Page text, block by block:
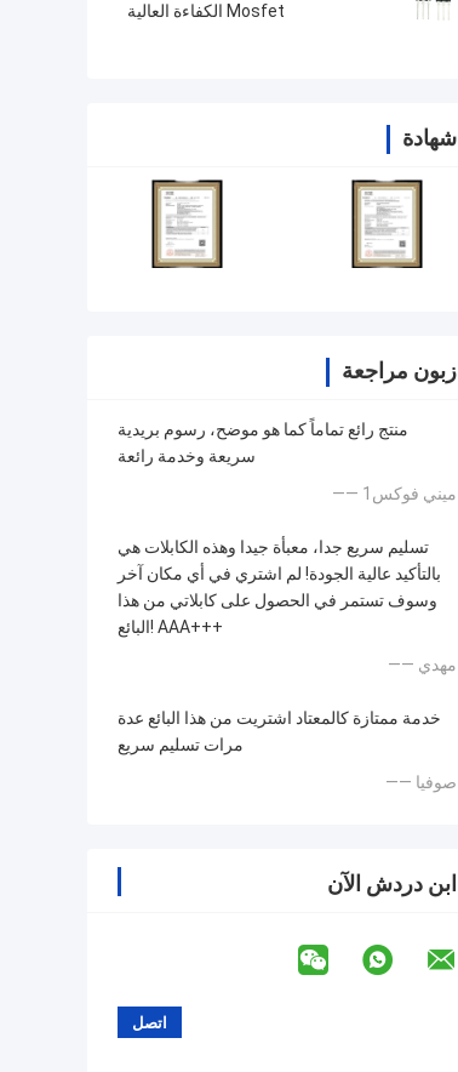
Mosfet الكفاءة العالية
شهادة
زبون مراجعة
منتج رائع تماماً كما هو موضح، رسوم بريدية
سريعة وخدمة رائعة
—— ميني فوكس1
تسليم سريع جدا، معبأة جيدا وهذه الكابلات هي
بالتأكيد عالية الجودة! لم اشتري في أي مكان آخر
وسوف تستمر في الحصول على كابلاتي من هذا
البائع! AAA+++
—— مهدي
خدمة ممتازة كالمعتاد اشتريت من هذا البائع عدة
مرات تسليم سريع
—— صوفيا
ابن دردش الآن